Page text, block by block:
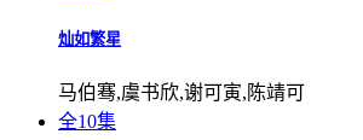
灿如繁星
马伯骞,虞书欣,谢可寅,陈靖可
全10集